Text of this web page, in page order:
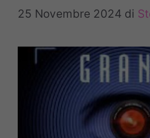
25 Novembre 2024 di